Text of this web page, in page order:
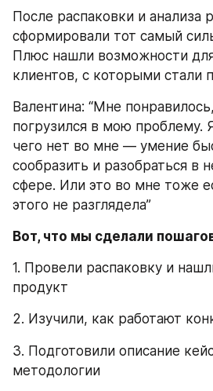
После распаковки и анализа
сформировали тот самый
Плюс нашли возможности
клиентов, с которыми стали
Валентина: “Мне
погрузился в мою проблему.
чего нет во мне — умение
сообразить и разобраться в
сфере. Или это во мне тоже
этого не разглядела”
Вот, что мы сделали
1. Провели распаковку и
продукт
2. Изучили, как работают
3. Подготовили описание
методологии